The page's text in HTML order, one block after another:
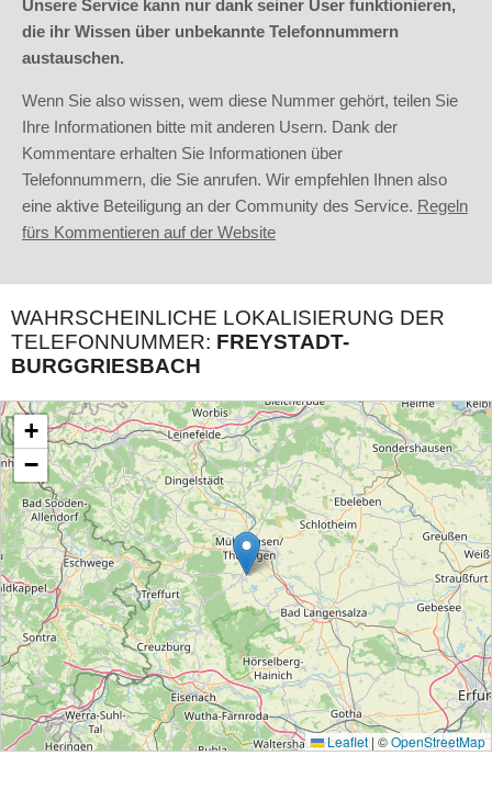
Unsere Service kann nur dank seiner User funktionieren,
die ihr Wissen über unbekannte Telefonnummern
austauschen.
Wenn Sie also wissen, wem diese Nummer gehört, teilen Sie
Ihre Informationen bitte mit anderen Usern. Dank der
Kommentare erhalten Sie Informationen über
Telefonnummern, die Sie anrufen. Wir empfehlen Ihnen also
eine aktive Beteiligung an der Community des Service. Regeln
fürs Kommentieren auf der Website
WAHRSCHEINLICHE LOKALISIERUNG DER
TELEFONNUMMER: FREYSTADT-
BURGGRIESBACH